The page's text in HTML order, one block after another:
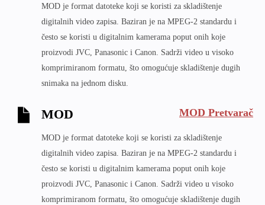
MOD je format datoteke koji se koristi za skladištenje
digitalnih video zapisa. Baziran je na MPEG-2 standardu i
često se koristi u digitalnim kamerama poput onih koje
proizvodi JVC, Panasonic i Canon. Sadrži video u visoko
komprimiranom formatu, što omogućuje skladištenje dugih
snimaka na jednom disku.
MOD MOD Pretvarač
MOD je format datoteke koji se koristi za skladištenje
digitalnih video zapisa. Baziran je na MPEG-2 standardu i
često se koristi u digitalnim kamerama poput onih koje
proizvodi JVC, Panasonic i Canon. Sadrži video u visoko
komprimiranom formatu, što omogućuje skladištenje dugih